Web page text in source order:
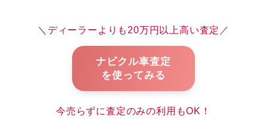
＼ディーラーよりも20万円以上高い査定／
ナビクル車査定
を使ってみる
今売らずに査定のみの利用もOK！